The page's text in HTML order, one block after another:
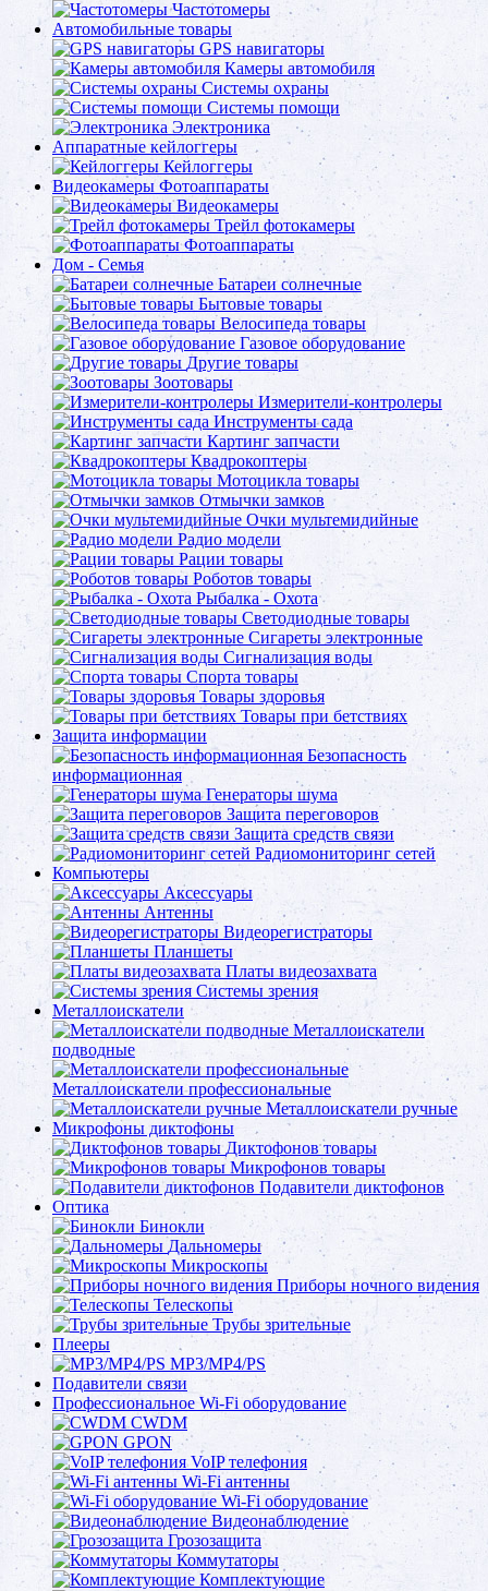
Частотомеры
Автомобильные товары
GPS навигаторы
Камеры автомобиля
Системы охраны
Системы помощи
Электроника
Аппаратные кейлоггеры
Кейлоггеры
Видеокамеры Фотоаппараты
Видеокамеры
Трейл фотокамеры
Фотоаппараты
Дом - Семья
Батареи солнечные
Бытовые товары
Велосипеда товары
Газовое оборудование
Другие товары
Зоотовары
Измерители-контролеры
Инструменты сада
Картинг запчасти
Квадрокоптеры
Мотоцикла товары
Отмычки замков
Очки мультемидийные
Радио модели
Рации товары
Роботов товары
Рыбалка - Охота
Светодиодные товары
Сигареты электронные
Сигнализация воды
Спорта товары
Товары здоровья
Товары при бетствиях
Защита информации
Безопасность
информационная
Генераторы шума
Защита переговоров
Защита средств связи
Радиомониторинг сетей
Компьютеры
Аксессуары
Антенны
Видеорегистраторы
Планшеты
Платы видеозахвата
Системы зрения
Металлоискатели
Металлоискатели
подводные
Металлоискатели профессиональные
Металлоискатели ручные
Микрофоны диктофоны
Диктофонов товары
Микрофонов товары
Подавители диктофонов
Оптика
Бинокли
Дальномеры
Микроскопы
Приборы ночного видения
Телескопы
Трубы зрительные
Плееры
MP3/MP4/PS
Подавители связи
Профессиональное Wi-Fi оборудование
CWDM
GPON
VoIP телефония
Wi-Fi антенны
Wi-Fi оборудование
Видеонаблюдение
Грозозащита
Коммутаторы
Комплектующие